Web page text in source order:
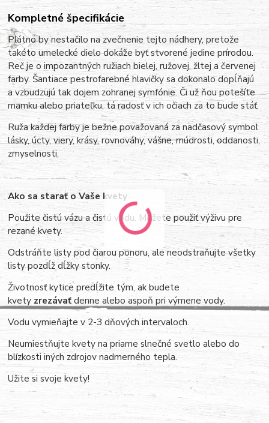
Kompletné špecifikácie
Plátno by nestačilo na zvečnenie tejto nádhery, pretože
takéto umelecké dielo dokáže byť stvorené jedine prírodou.
Reč je o impozantných ružiach bielej, ružovej, žltej a červenej
farby. Šantiace pestrofarebné hlavičky sa dokonalo dopĺňajú
a vzbudzujú tak dojem zohranej symfónie. Či už ňou potešíte
mamku alebo priateľku, tá radosť v ich očiach za to bude stáť.
Ruža každej farby je bežne považovaná za nadčasový symbol
lásky, úcty, viery, krásy, rovnováhy, vášne, múdrosti, oddanosti,
zmyselnosti.
Ako sa starať o Vaše kvety
Použite čistú vázu a čistú vodu. Môžete použiť výživu pre
rezané kvety.
Odstráňte listy pod čiarou ponoru, ale neodstraňujte všetky
listy pozdĺž dĺžky stonky.
Životnosť kytice predĺžite tým, ak budete
kvety zrezávaťdenne alebo aspoň pri výmene vody.
Vodu vymieňajte v 2-3 dňových intervaloch.
Neumiestňujte kvety na priame slnečné svetlo alebo do
blízkosti iných zdrojov nadmerného tepla.
Užite si svoje kvety!